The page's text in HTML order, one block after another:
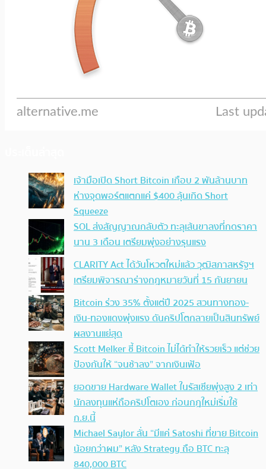
เจ้ามือเปิด Short Bitcoin เกือบ 2 พันล้านบาท
ห่างจุดพอร์ตแตกแค่ $400 ลุ้นเกิด Short
Squeeze
SOL ส่งสัญญาณกลับตัว ทะลุเส้นขาลงที่กดราคา
นาน 3 เดือน เตรียมพุ่งอย่างรุนแรง
CLARITY Act ได้วันโหวตใหม่แล้ว วุฒิสภาสหรัฐฯ
เตรียมพิจารณาร่างกฎหมายวันที่ 15 กันยายน
Bitcoin ร่วง 35% ตั้งแต่ปี 2025 สวนทางทอง-
เงิน-ทองแดงพุ่งแรง ดันคริปโตกลายเป็นสินทรัพย์
ผลงานแย่สุด
Scott Melker ชี้ Bitcoin ไม่ได้ทำให้รวยเร็ว แต่ช่วย
ป้องกันให้ “จนช้าลง” จากเงินเฟ้อ
ยอดขาย Hardware Wallet ในรัสเซียพุ่งสูง 2 เท่า
นักลงทุนแห่ถือคริปโตเอง ก่อนกฎใหม่เริ่มใช้
ก.ย.นี้
Michael Saylor ลั่น “มีแค่ Satoshi ที่ขาย Bitcoin
น้อยกว่าผม” หลัง Strategy ถือ BTC ทะลุ
840,000 BTC